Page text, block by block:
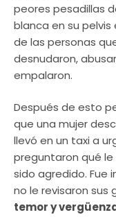
peores pesadillas
blanca en su pelvis
de las personas
desnudaron,
empalaron.
Después de esto
que una mujer
llevó en un taxi a
preguntaron qué
sido agredido. Fue
no le revisaron sus
temor y